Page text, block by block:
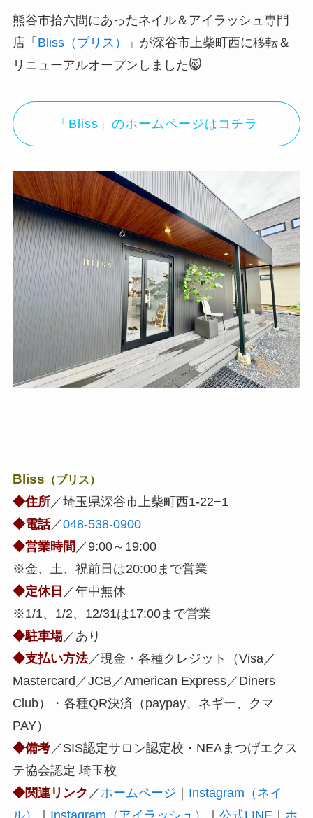
熊谷市拾六間にあったネイル＆アイラッシュ専門
店「 Bliss（ブリス）
」が深谷市上柴町西に移転＆
リニューアルオープンしました😸
「Bliss」のホームページはコチラ
Bliss （ブリス）
◆住所／埼玉県深谷市上柴町西1-22−1
◆電話／048-538-0900
◆営業時間 ／9:00～19:00
※金、土、祝前日は20:00まで営業
◆定休日 ／年中無休
※1/1、1/2、12/31は17:00まで営業
◆駐車場／あり
◆支払い方法／現金・各種クレジット（Visa／
Mastercard／JCB／American Express／Diners
Club）・各種QR決済（paypay、ネギー、クマ
PAY）
◆備考／ SIS認定サロン認定校 ・NEAまつげエクス
テ協会認定 埼玉校
◆関連リンク ／ ホームページ ｜ Instagram（ネイ
ル）
｜ Instagram（アイラッシュ） ｜ 公式LINE ｜ ホ